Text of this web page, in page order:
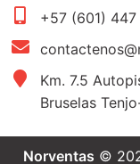
+57 (601)
Km. 7.5
Bruselas
Norventas ©